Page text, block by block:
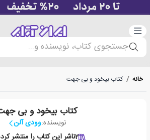
دسته‌بندی
جستجوی کتاب، نویسنده و...
خانه / کتاب بیخود و بی جهت
کتاب بیخود و بی
نویسنده:وودی آلن
2ناشر این کتاب را منتشر